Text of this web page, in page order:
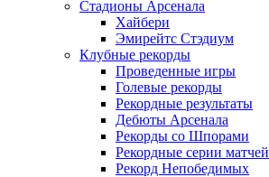
Стадионы Арсенала
Хайбери
Эмирейтс Стэдиум
Клубные рекорды
Проведенные игры
Голевые рекорды
Рекордные результаты
Дебюты Арсенала
Рекорды со Шпорами
Рекордные серии матчей
Рекорд Непобедимых